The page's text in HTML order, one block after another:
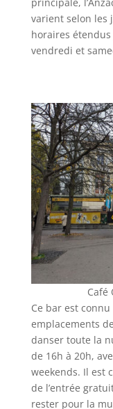
varient selon les
horaires
vendredi et
Café
Ce bar est
emplacements
danser toute la
de 16h à 20h,
weekends. Il est
de l’entrée
rester pour la